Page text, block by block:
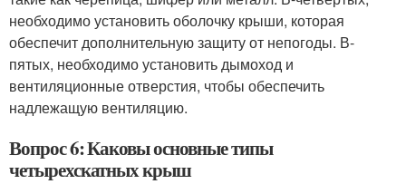
необходимо установить оболочку крыши, которая
обеспечит дополнительную защиту от непогоды. В-
пятых, необходимо установить дымоход и
вентиляционные отверстия, чтобы обеспечить
надлежащую вентиляцию.
Вопрос 6: Каковы основные типы
четырехскатных крыш